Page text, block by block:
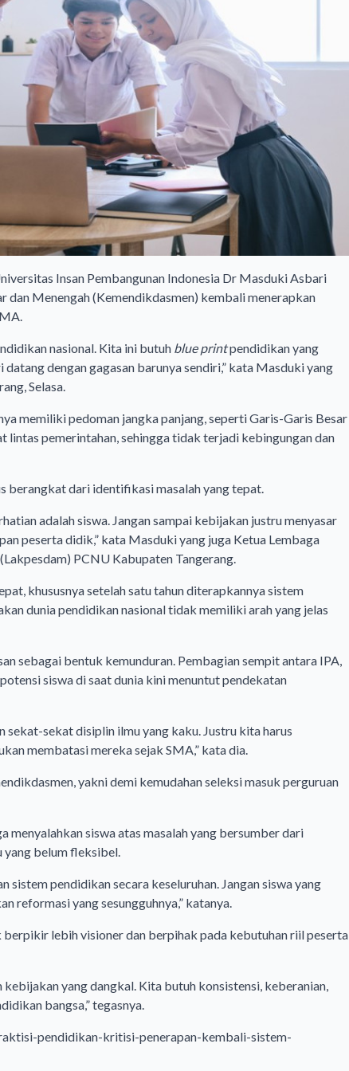
Insan Pembangunan Indonesia Dr Masduki Asbari
Menengah (Kemendikdasmen) kembali menerapkan
nasional. Kita ini butuh blue printpendidikan yang
dengan gagasan barunya sendiri,” kata Masduki yang
Selasa.
memiliki pedoman jangka panjang, seperti Garis-Garis Besar
pemerintahan, sehingga tidak terjadi kebingungan dan
berangkat dari identifikasi masalah yang tepat.
adalah siswa. Jangan sampai kebijakan justru menyasar
peserta didik,” kata Masduki yang juga Ketua Lembaga
PCNU Kabupaten Tangerang.
khususnya setelah satu tahun diterapkannya sistem
dunia pendidikan nasional tidak memiliki arah yang jelas
sebagai bentuk kemunduran. Pembagian sempit antara IPA,
siswa di saat dunia kini menuntut pendekatan
sekat-sekat disiplin ilmu yang kaku. Justru kita harus
membatasi mereka sejak SMA,” kata dia.
yakni demi kemudahan seleksi masuk perguruan
menyalahkan siswa atas masalah yang bersumber dari
yang belum fleksibel.
sistem pendidikan secara keseluruhan. Jangan siswa yang
reformasi yang sesungguhnya,” katanya.
lebih visioner dan berpihak pada kebutuhan riil peserta
yang dangkal. Kita butuh konsistensi, keberanian,
bangsa,” tegasnya.
pendidikan-kritisi-penerapan-kembali-sistem-